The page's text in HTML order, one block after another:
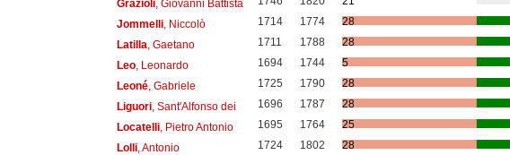
Grazioli, Giovanni Battista
Jommelli, Niccolò 1714 1774
28
Latilla , Gaetano 1711 1788
28
Leo, Leonardo 1694 1744
5
Leoné, Gabriele 1725 1790
28
Liguori, Sant'Alfonso dei 1696 1787
28
Locatelli, Pietro Antonio 1695 1764
25
Lolli, Antonio 1724 1802
28